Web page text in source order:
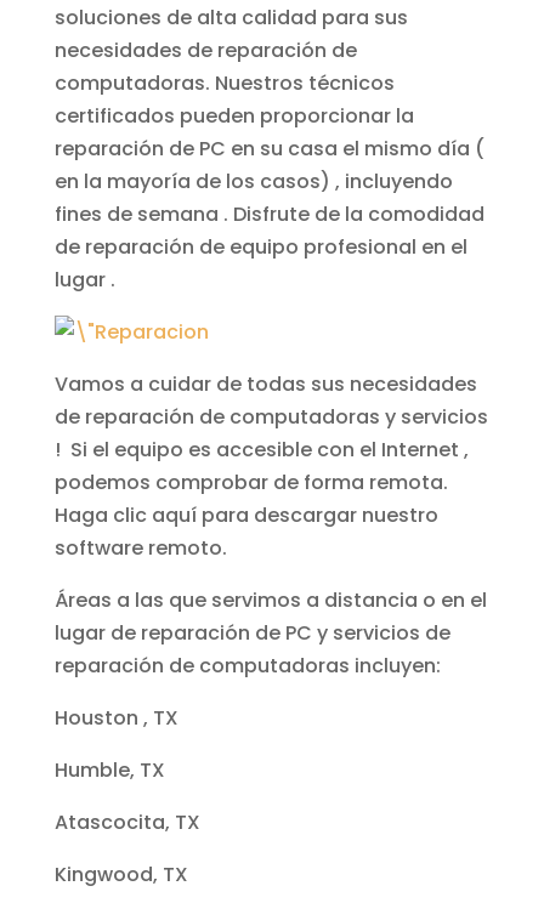
soluciones de alta calidad para sus
necesidades de reparación de
computadoras. Nuestros técnicos
certificados pueden proporcionar la
reparación de PC en su casa el mismo día (
en la mayoría de los casos) , incluyendo
fines de semana . Disfrute de la comodidad
de reparación de equipo profesional en el
lugar .
Vamos a cuidar de todas sus necesidades
de reparación de computadoras y servicios
! Si el equipo es accesible con el Internet ,
podemos comprobar de forma remota.
Haga clic aquí para descargar nuestro
software remoto.
Áreas a las que servimos a distancia o en el
lugar de reparación de PC y servicios de
reparación de computadoras incluyen:
Houston , TX
Humble, TX
Atascocita, TX
Kingwood, TX